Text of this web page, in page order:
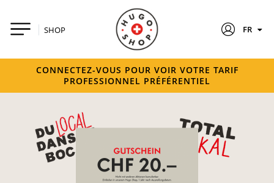
SHOP FR
CONNECTEZ-VOUS POUR VOIR VOTRE TARIF
PROFESSIONNEL PRÉFÉRENTIEL